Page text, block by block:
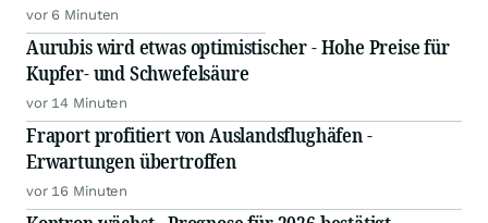
vor 6 Minuten
Aurubis wird etwas optimistischer - Hohe Preise für
Kupfer- und Schwefelsäure
vor 14 Minuten
Fraport profitiert von Auslandsflughäfen -
Erwartungen übertroffen
vor 16 Minuten